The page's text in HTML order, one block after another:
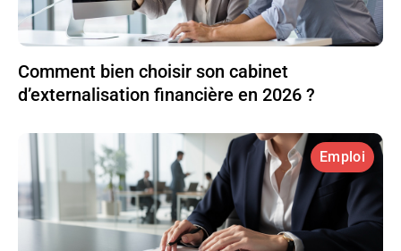
Comment bien choisir son cabinet
d’externalisation financière en 2026 ?
Emploi